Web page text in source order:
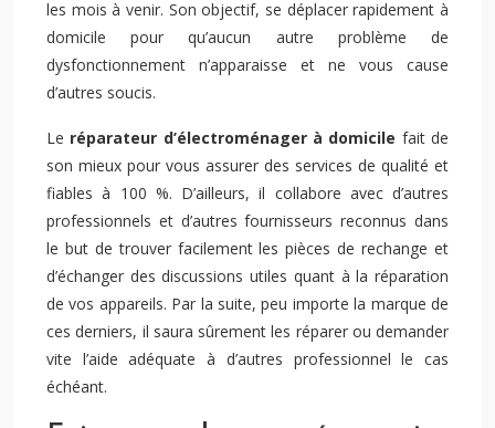
les mois à venir. Son objectif, se déplacer rapidement à
domicile pour qu’aucun autre problème de
dysfonctionnement n’apparaisse et ne vous cause
d’autres soucis.
Le réparateur d’électroménager à domicile fait de
son mieux pour vous assurer des services de qualité et
fiables à 100 %. D’ailleurs, il collabore avec d’autres
professionnels et d’autres fournisseurs reconnus dans
le but de trouver facilement les pièces de rechange et
d’échanger des discussions utiles quant à la réparation
de vos appareils. Par la suite, peu importe la marque de
ces derniers, il saura sûrement les réparer ou demander
vite l’aide adéquate à d’autres professionnel le cas
échéant.